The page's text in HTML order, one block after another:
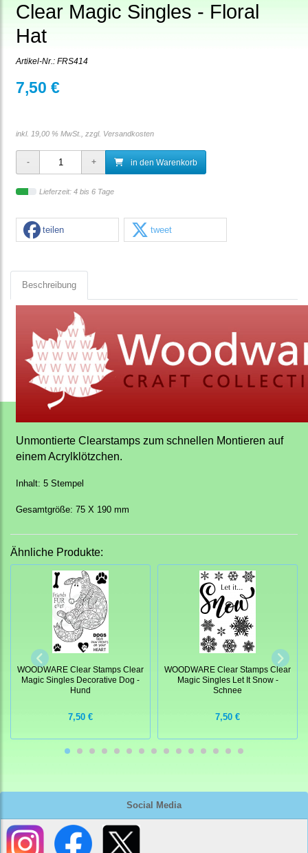
Social Media
Clear Magic Singles - Floral
Hat
Artikel-Nr.: FRS414
7,50 €
inkl. 19,00 % MwSt., zzgl. Versandkosten
in den Warenkorb
Lieferzeit: 4 bis 6 Tage
teilen tweet
Beschreibung
Unmontierte Clearstamps zum schnellen Montieren auf
einem Acrylklötzchen.
Inhalt: 5 Stempel
Gesamtgröße: 75 X 190 mm
Ähnliche Produkte:
WOODWARE Clear Stamps Clear
Magic Singles Decorative Dog -
Hund
7,50 €
WOODWARE Clear Stamps Clear
Magic Singles Let It Snow -
Schnee
7,50 €